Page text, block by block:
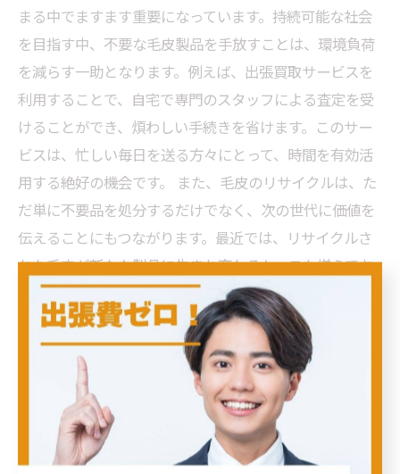
まる中でますます重要になっています。持続可能な社会
を目指す中、不要な毛皮製品を手放すことは、環境負荷
を減らす一助となります。例えば、出張買取サービスを
利用することで、自宅で専門のスタッフによる査定を受
けることができ、煩わしい手続きを省けます。このサー
ビスは、忙しい毎日を送る方々にとって、時間を有効活
用する絶好の機会です。 また、毛皮のリサイクルは、た
だ単に不要品を処分するだけでなく、次の世代に価値を
伝えることにもつながります。最近では、リサイクルさ
れた毛皮が新たな製品に生まれ変わるケースも増えてお
り、ファッション業界でも注目されています。 このよう
に、毛皮買取を通じてリサイクルを意識することは、環
境保護の観点からも大変重要です。出張買取サービスを
利用して、持続可能な選択をすることを検討してみては
いかがでしょうか。